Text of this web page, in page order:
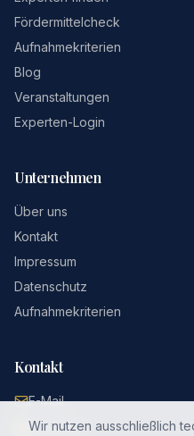
Fördermittelcheck
Aufnahmekriterien
Blog
Veranstaltungen
Experten-Login
Unternehmen
Über uns
Kontakt
Impressum
Datenschutz
Aufnahmekriterien
Kontakt
E-Mail
LinkedIn
Wir nutzen ausschließlich